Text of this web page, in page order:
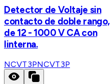
Detector de Voltaje sin
contacto de doble rango,
de 12 - 1000 V CA con
linterna.
NCVT3PNCVT3P